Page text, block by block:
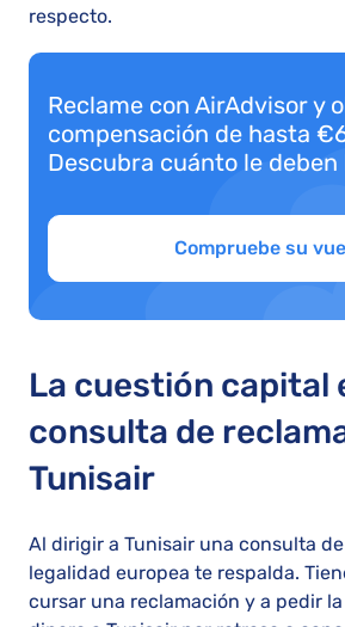
respecto.
Reclame con AirAdvisor y
compensación de hasta
Descubra cuánto le deben
Compruebe su
La cuestión capital
consulta de
Tunisair
Al dirigir a Tunisair una consulta
legalidad europea te respalda.
cursar una reclamación y a pedir